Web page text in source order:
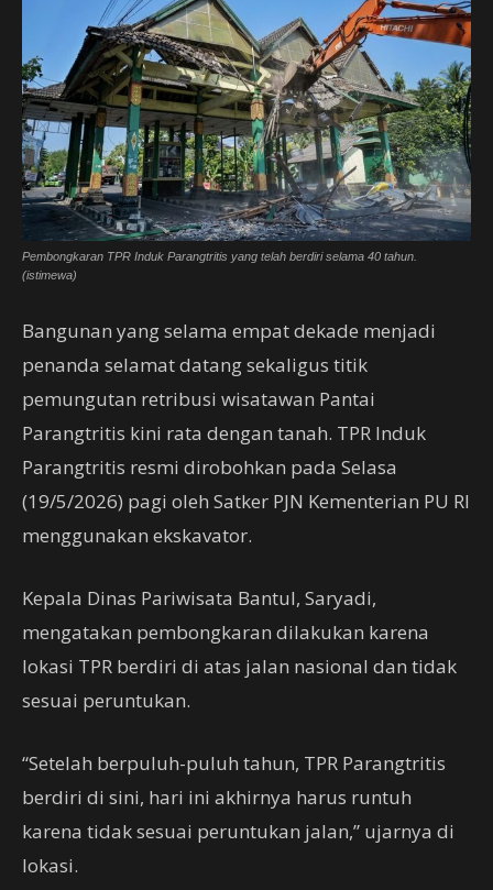
Pembongkaran TPR Induk Parangtritis yang telah berdiri selama 40 tahun.
(istimewa)
Bangunan yang selama empat dekade menjadi
penanda selamat datang sekaligus titik
pemungutan retribusi wisatawan Pantai
Parangtritis kini rata dengan tanah. TPR Induk
Parangtritis resmi dirobohkan pada Selasa
(19/5/2026) pagi oleh Satker PJN Kementerian PU RI
menggunakan ekskavator.
Kepala Dinas Pariwisata Bantul, Saryadi,
mengatakan pembongkaran dilakukan karena
lokasi TPR berdiri di atas jalan nasional dan tidak
sesuai peruntukan.
“Setelah berpuluh-puluh tahun, TPR Parangtritis
berdiri di sini, hari ini akhirnya harus runtuh
karena tidak sesuai peruntukan jalan,” ujarnya di
lokasi.